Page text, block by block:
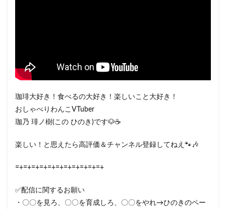
珈琲大好き！食べるの大好き！楽しいこと大好き！
おしゃべりわんこVTuber
珈乃 琲ノ樹(この ひのき)です🐶☕
楽しい！と思えたら高評価＆チャンネル登録してねえ🐾🎶
=+=+=+=+=+=+=+=+=+=+=+
✅配信に関するお願い
・〇〇を見ろ、〇〇を育成しろ、〇〇をやれ→ひのきのペー